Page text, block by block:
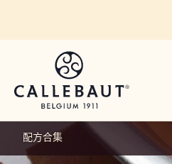
配方合集